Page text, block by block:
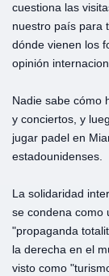
cuestiona las
nuestro país para
dónde vienen los
opinión
Nadie sabe cómo
y conciertos, y
jugar padel en
estadounidenses.
La solidaridad
se condena como
"propaganda
la derecha en el
visto como